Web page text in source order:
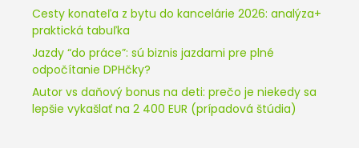
Cesty konateľa z bytu do kancelárie 2026: analýza+
praktická tabuľka
Jazdy “do práce”: sú biznis jazdami pre plné
odpočítanie DPHčky?
Autor vs daňový bonus na deti: prečo je niekedy sa
lepšie vykašlať na 2 400 EUR (prípadová štúdia)